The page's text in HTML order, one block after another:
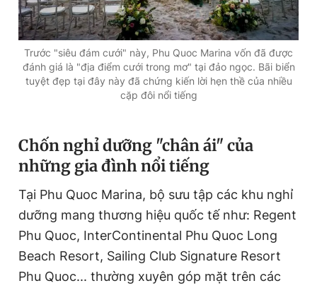
Trước "siêu đám cưới" này, Phu Quoc Marina vốn đã được
đánh giá là "địa điểm cưới trong mơ" tại đảo ngọc. Bãi biển
tuyệt đẹp tại đây này đã chứng kiến lời hẹn thề của nhiều
cặp đôi nổi tiếng
Chốn nghỉ dưỡng "chân ái" của
những gia đình nổi tiếng
Tại Phu Quoc Marina, bộ sưu tập các khu nghỉ
dưỡng mang thương hiệu quốc tế như: Regent
Phu Quoc, InterContinental Phu Quoc Long
Beach Resort, Sailing Club Signature Resort
Phu Quoc... thường xuyên góp mặt trên các